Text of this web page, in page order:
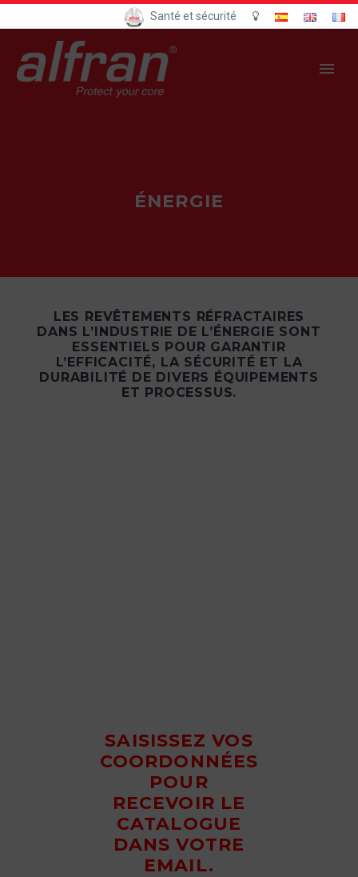
Santé et sécurité
ÉNERGIE
LES REVÊTEMENTS RÉFRACTAIRES
DANS L’INDUSTRIE DE L’ÉNERGIE SONT
ESSENTIELS POUR GARANTIR
L’EFFICACITÉ, LA SÉCURITÉ ET LA
DURABILITÉ DE DIVERS ÉQUIPEMENTS
ET PROCESSUS.
SAISISSEZ VOS
COORDONNÉES
POUR
RECEVOIR LE
CATALOGUE
DANS VOTRE
EMAIL.